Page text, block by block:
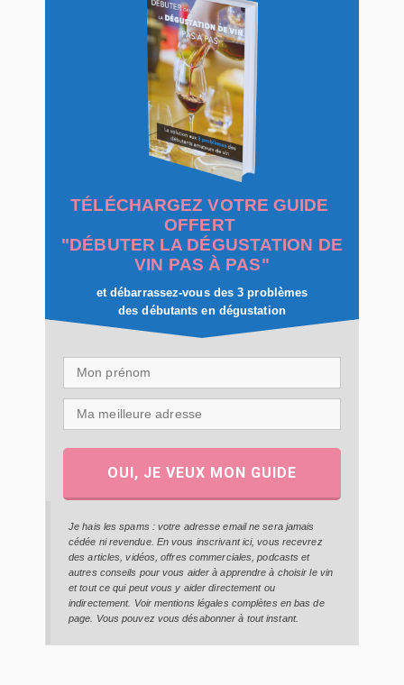
TÉLÉCHARGEZ VOTRE GUIDE
OFFERT
"DÉBUTER LA DÉGUSTATION DE
VIN PAS À PAS"
et débarrassez-vous des 3 problèmes
des débutants en dégustation
OUI, JE VEUX MON GUIDE
Je hais les spams : votre adresse email ne sera jamais
cédée ni revendue. En vous inscrivant ici, vous recevrez
des articles, vidéos, offres commerciales, podcasts et
autres conseils pour vous aider à apprendre à choisir le vin
et tout ce qui peut vous y aider directement ou
indirectement. Voir mentions légales complètes en bas de
page. Vous pouvez vous désabonner à tout instant.